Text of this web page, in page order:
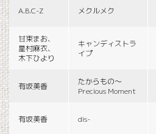
A.B.C-Z メクルメク
甘束まお、
星村麻衣、
木下ひより
キャンディストラ
イプ
有坂美香
たからもの〜
Precious Moment
有坂美香 dis-